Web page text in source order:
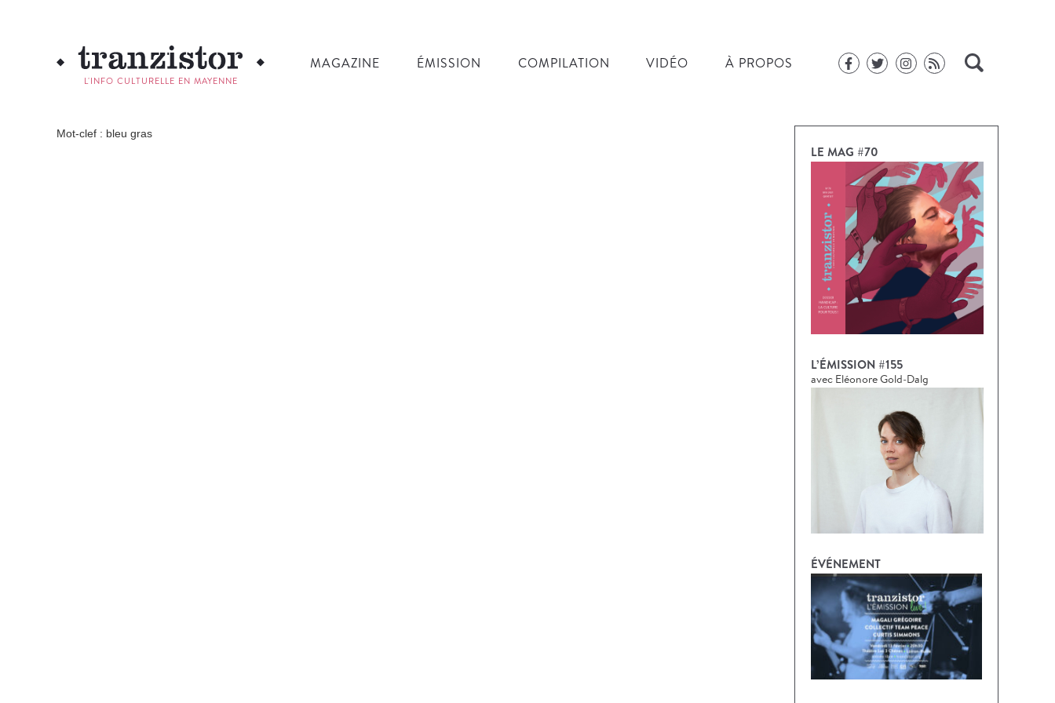
L'INFO CULTURELLE EN MAYENNE
MAGAZINE ÉMISSION COMPILATION VIDÉO À PROPOS
Mot-clef : bleu gras
LE MAG #70
L’ÉMISSION #155
avec Eléonore Gold-Dalg
ÉVÉNEMENT